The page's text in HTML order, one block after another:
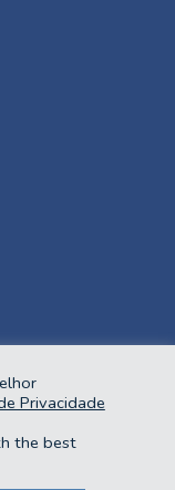
direitos reservados.
Privacidade
the best